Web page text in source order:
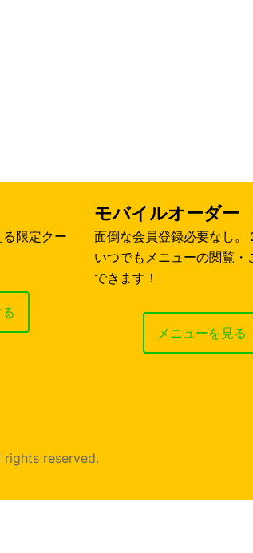
限定クー
モバイルオーダー
面倒な会員登録必要なし。
いつでもメニューの閲覧・
できます！
メニューを見る
rights reserved.